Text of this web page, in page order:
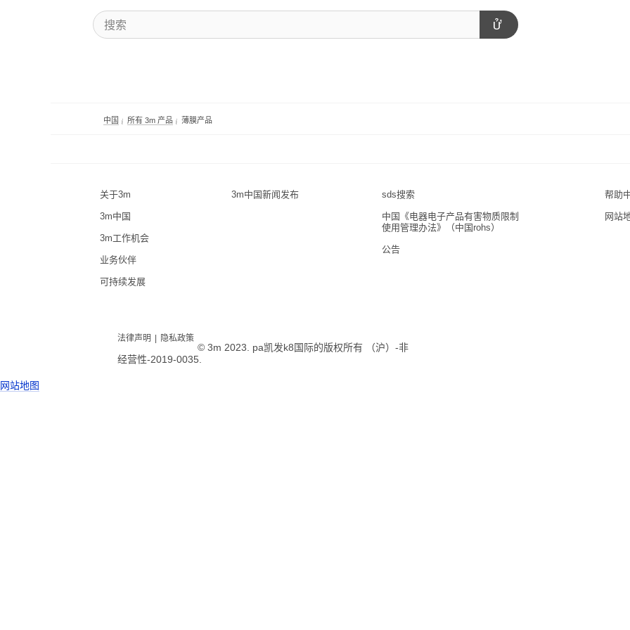
中国 所有 3m 产品 薄膜产品
关于3m
3m中国
3m工作机会
业务伙伴
可持续发展
3m中国新闻发布 sds搜索
中国《电器电子产品有害物质限制
使用管理办法》（中国rohs）
公告
帮助
网站
法律声明 隐私政策
© 3m 2023. pa凯发k8国际的版权所有 （沪）-非
经营性-2019-0035.
网站地图